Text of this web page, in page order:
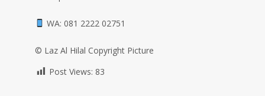
WA: 081 2222 02751
©️ Laz Al Hilal Copyright Picture
Post Views: 83